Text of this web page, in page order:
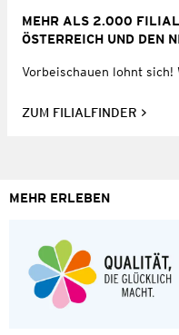
MEHR ALS 2.000
ÖSTERREICH UND DEN
Vorbeischauen lohnt
ZUM FILIALFINDER
MEHR ERLEBEN